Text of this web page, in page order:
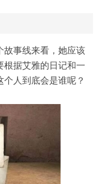
故事线来看，她应该
根据艾雅的日记和一
人到底会是谁呢？